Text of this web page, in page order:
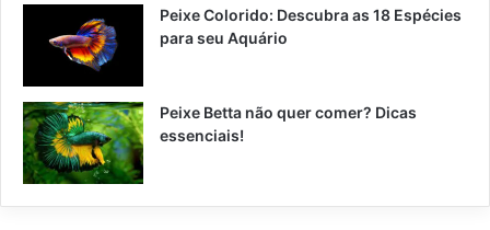
Peixe Colorido: Descubra as 18 Espécies
para seu Aquário
Peixe Betta não quer comer? Dicas
essenciais!